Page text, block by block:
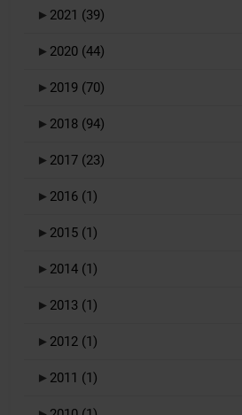
► 2021 (39)
► 2020 (44)
► 2019 (70)
► 2018 (94)
► 2017 (23)
► 2016 (1)
► 2015 (1)
► 2014 (1)
► 2013 (1)
► 2012 (1)
► 2011 (1)